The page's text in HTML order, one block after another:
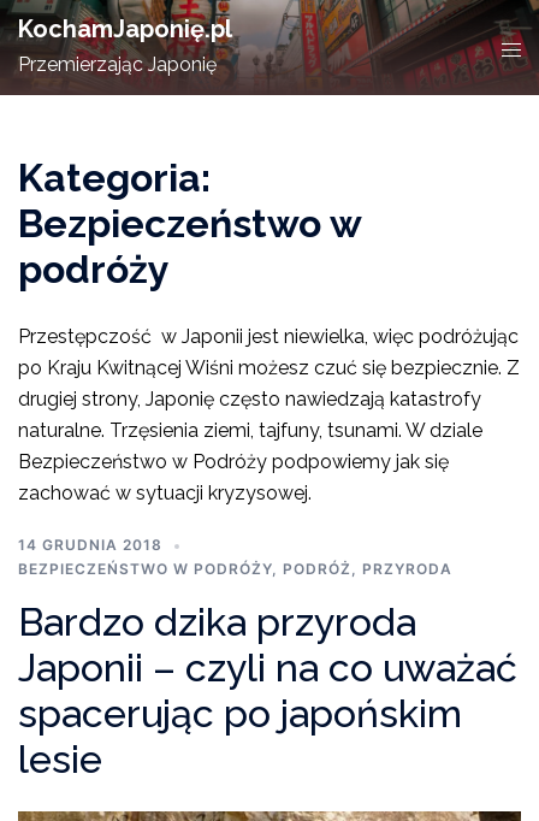
Skip
to
content
KochamJaponię.pl
Przemierzając Japonię
Kategoria:
Bezpieczeństwo w
podróży
Przestępczość w Japonii jest niewielka, więc podróżując
po Kraju Kwitnącej Wiśni możesz czuć się bezpiecznie. Z
drugiej strony, Japonię często nawiedzają katastrofy
naturalne. Trzęsienia ziemi, tajfuny, tsunami. W dziale
Bezpieczeństwo w Podróży podpowiemy jak się
zachować w sytuacji kryzysowej.
14 GRUDNIA 2018
BEZPIECZEŃSTWO W PODRÓŻY, PODRÓŻ , PRZYRODA
Bardzo dzika przyroda
Japonii – czyli na co uważać
spacerując po japońskim
lesie